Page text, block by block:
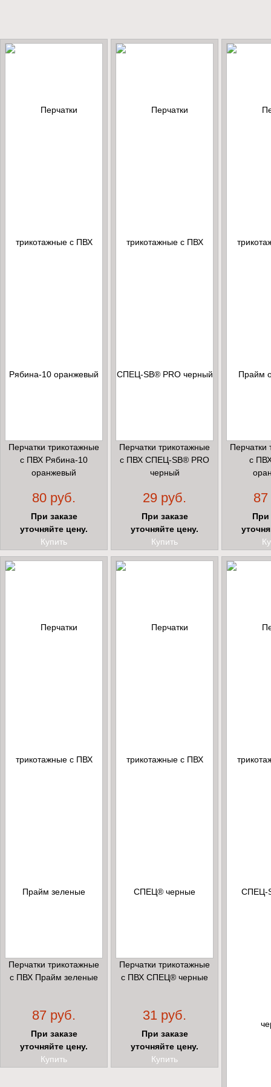
Перчатки трикотажные
с ПВХ Рябина-10
оранжевый
80 руб.
При заказе
уточняйте цену.
Купить
Перчатки трикотажные
с ПВХ СПЕЦ-SB® PRO
черный
29 руб.
При заказе
уточняйте цену.
Купить
Перчатки
с
При
Перчатки трикотажные
с ПВХ Прайм зеленые
87 руб.
При заказе
уточняйте цену.
Купить
Перчатки трикотажные
с ПВХ СПЕЦ® черные
31 руб.
При заказе
уточняйте цену.
Купить